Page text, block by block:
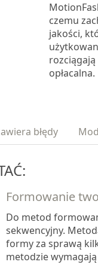
czemu
jakości,
opłacalna.
błędy
Formowanie
Do metod
sekwencyjny.
formy za sprawą
metodzie